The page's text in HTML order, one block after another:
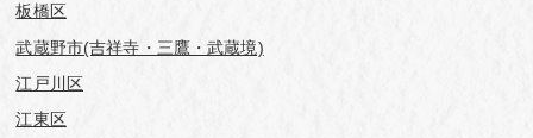
板橋区
武蔵野市(吉祥寺・三鷹・武蔵境)
江戸川区
江東区